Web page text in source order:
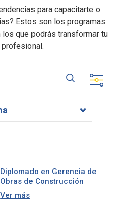
para capacitarte o
Estos son los programas
los que podrás transformar tu
Diplomado en Gerencia de
Obras de Construcción
Ver más